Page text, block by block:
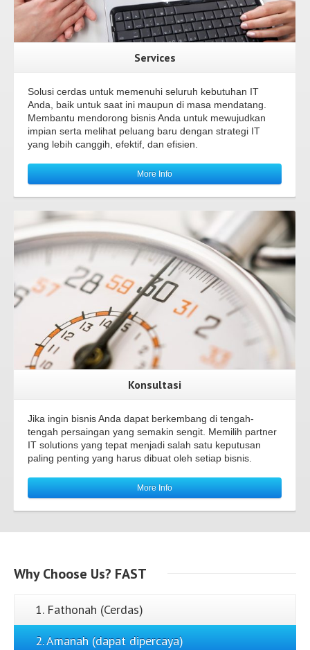
Services
Solusi cerdas untuk memenuhi seluruh kebutuhan IT
Anda, baik untuk saat ini maupun di masa mendatang.
Membantu mendorong bisnis Anda untuk mewujudkan
impian serta melihat peluang baru dengan strategi IT
yang lebih canggih, efektif, dan efisien.
More Info
Konsultasi
Jika ingin bisnis Anda dapat berkembang di tengah-
tengah persaingan yang semakin sengit. Memilih partner
IT solutions yang tepat menjadi salah satu keputusan
paling penting yang harus dibuat oleh setiap bisnis.
More Info
WhyChoose Us? FAST
1. Fathonah (Cerdas)
2. Amanah (dapat dipercaya)